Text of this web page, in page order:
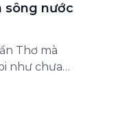
sông nước
Thơ mà
như chưa